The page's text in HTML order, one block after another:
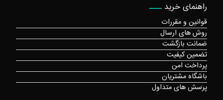
راهنمای خرید
قوانین و مقررات
روش های ارسال
ضمانت بازگشت
تضمین کیفیت
پرداخت امن
باشگاه مشتریان
پرسش های متداول